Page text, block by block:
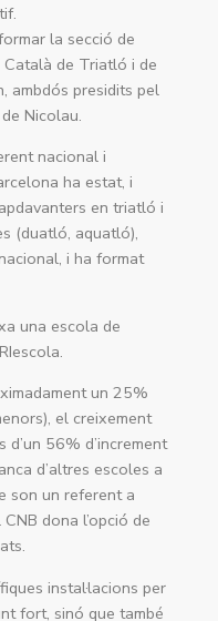
la secció de
de Triatló i de
ambdós presidits pel
Nicolau.
nacional i
ha estat, i
en triatló i
(duatló, aquatló),
i ha format
una escola de
un 25%
el creixement
56% d’increment
d’altres escoles a
son un referent a
dona l’opció de
instal·lacions per
fort, sinó que també